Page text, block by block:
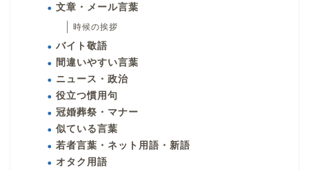
文章・メール言葉
時候の挨拶
バイト敬語
間違いやすい言葉
ニュース・政治
役立つ慣用句
冠婚葬祭・マナー
似ている言葉
若者言葉・ネット用語・新語
オタク用語